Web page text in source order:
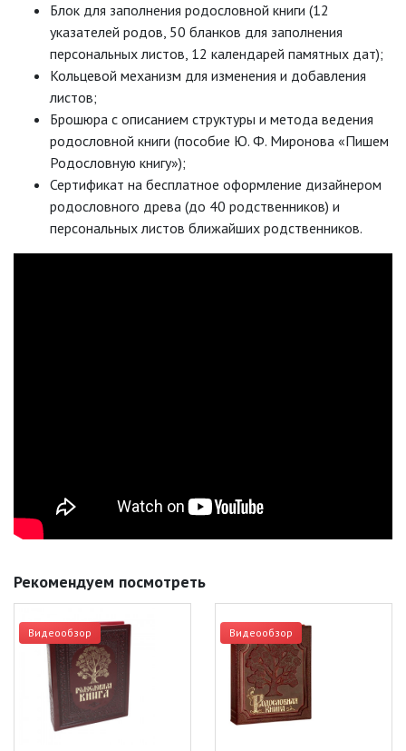
Блок для заполнения родословной книги (12
указателей родов, 50 бланков для заполнения
персональных листов, 12 календарей памятных дат);
Кольцевой механизм для изменения и добавления
листов;
Брошюра с описанием структуры и метода ведения
родословной книги (пособие Ю. Ф. Миронова «Пишем
Родословную книгу»);
Сертификат на бесплатное оформление дизайнером
родословного древа (до 40 родственников) и
персональных листов ближайших родственников.
Рекомендуем посмотреть
Видеообзор Видеообзор